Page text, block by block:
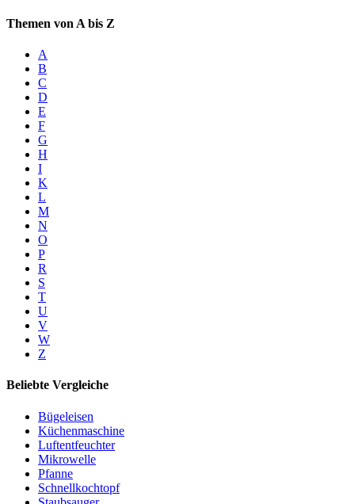
Themen von A bis Z
A
B
C
D
E
F
G
H
I
K
L
M
N
O
P
R
S
T
U
V
W
Z
Beliebte Vergleiche
Bügeleisen
Küchenmaschine
Luftentfeuchter
Mikrowelle
Pfanne
Schnellkochtopf